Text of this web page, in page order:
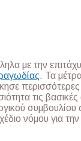
με την
. Τα
τις βασικές
συμβουλίου
νόμου για